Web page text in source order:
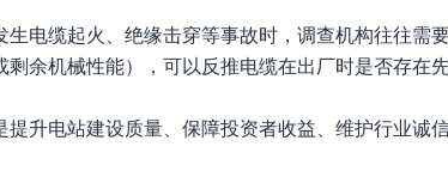
电缆起火、绝缘击穿等事故时，调查机构往往需
余机械性能），可以反推电缆在出厂时是否存在
升电站建设质量、保障投资者收益、维护行业诚